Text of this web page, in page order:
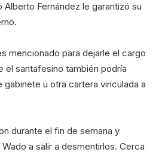
Fernández le garantizó su
mencionado para dejarle el cargo
el santafesino también podría
gabinete u otra cartera vinculada a
durante el fin de semana y
a salir a desmentirlos. Cerca